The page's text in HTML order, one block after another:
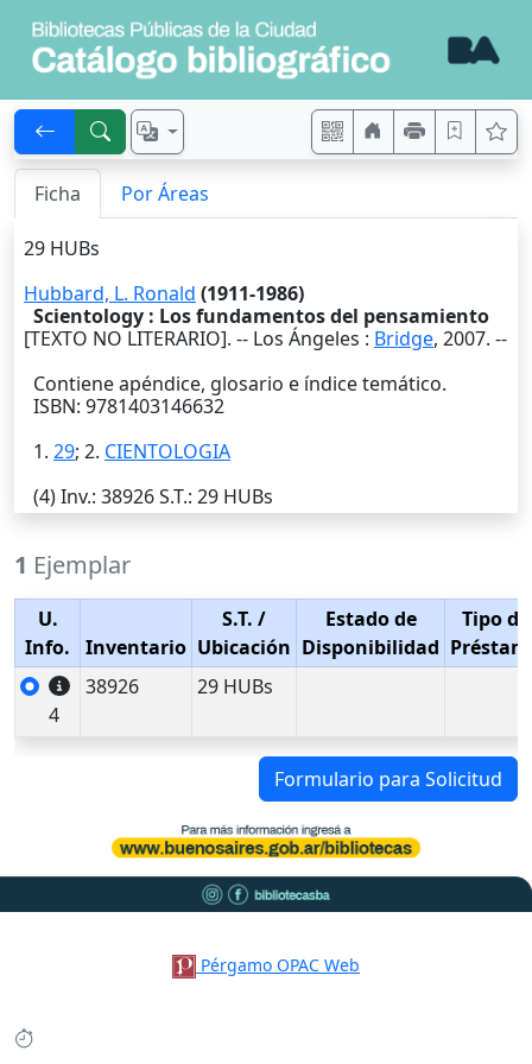
Ficha Por Áreas
29 HUBs
Hubbard, L. Ronald (1911-1986)
Scientology : Los fundamentos del pensamiento
[TEXTO NO LITERARIO]. -- Los Ángeles : Bridge, 2007. --
Contiene apéndice, glosario e índice temático.
ISBN: 9781403146632
1. 29; 2. CIENTOLOGIA
(4)Inv.: 38926S.T.: 29 HUBs
1 Ejemplar
U.
Info.
Inventario
S.T. /
Ubicación
Estado de
Disponibilidad
Tipo de
4
38926 29 HUBs
Formulario para Solicitud
Pérgamo OPAC Web